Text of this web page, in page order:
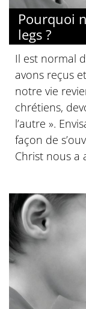
Pourquoi
legs ?
Il est normal
avons reçus
notre vie
chrétiens,
l’autre ».
façon de
Christ nous a